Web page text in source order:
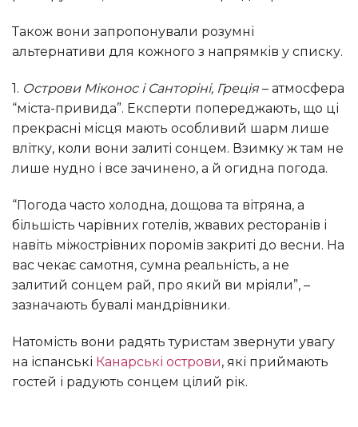
Також вони запропонували розумні
альтернативи для кожного з напрямків у списку.
Острови Міконос і Санторіні, Греція – атмосфера
“міста-привида”. Експерти попереджають, що ці
прекрасні місця мають особливий шарм лише
влітку, коли вони залиті сонцем. Взимку ж там не
лише нудно і все зачинено, а й огидна погода.
“Погода часто холодна, дощова та вітряна, а
більшість чарівних готелів, жвавих ресторанів і
навіть міжострівних поромів закриті до весни. На
вас чекає самотня, сумна реальність, а не
залитий сонцем рай, про який ви мріяли”, –
зазначають бувалі мандрівники.
Натомість вони радять туристам звернути увагу
на іспанські Канарські острови, які приймають
гостей і радують сонцем цілий рік.